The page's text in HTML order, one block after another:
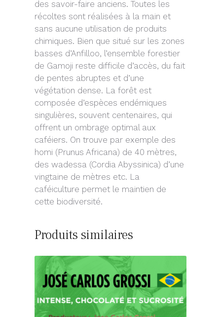
des savoir-faire anciens. Toutes les
récoltes sont réalisées à la main et
sans aucune utilisation de produits
chimiques. Bien que situé sur les zones
basses d’Anfilloo, l’ensemble forestier
de Gamoji reste difficile d’accès, du fait
de pentes abruptes et d’une
végétation dense. La forêt est
composée d’espèces endémiques
singulières, souvent centenaires, qui
offrent un ombrage optimal aux
caféiers. On trouve par exemple des
homi (Prunus Africana) de 40 mètres,
des wadessa (Cordia Abyssinica) d’une
vingtaine de mètres etc. La
caféiculture permet le maintien de
cette biodiversité.
Produits similaires